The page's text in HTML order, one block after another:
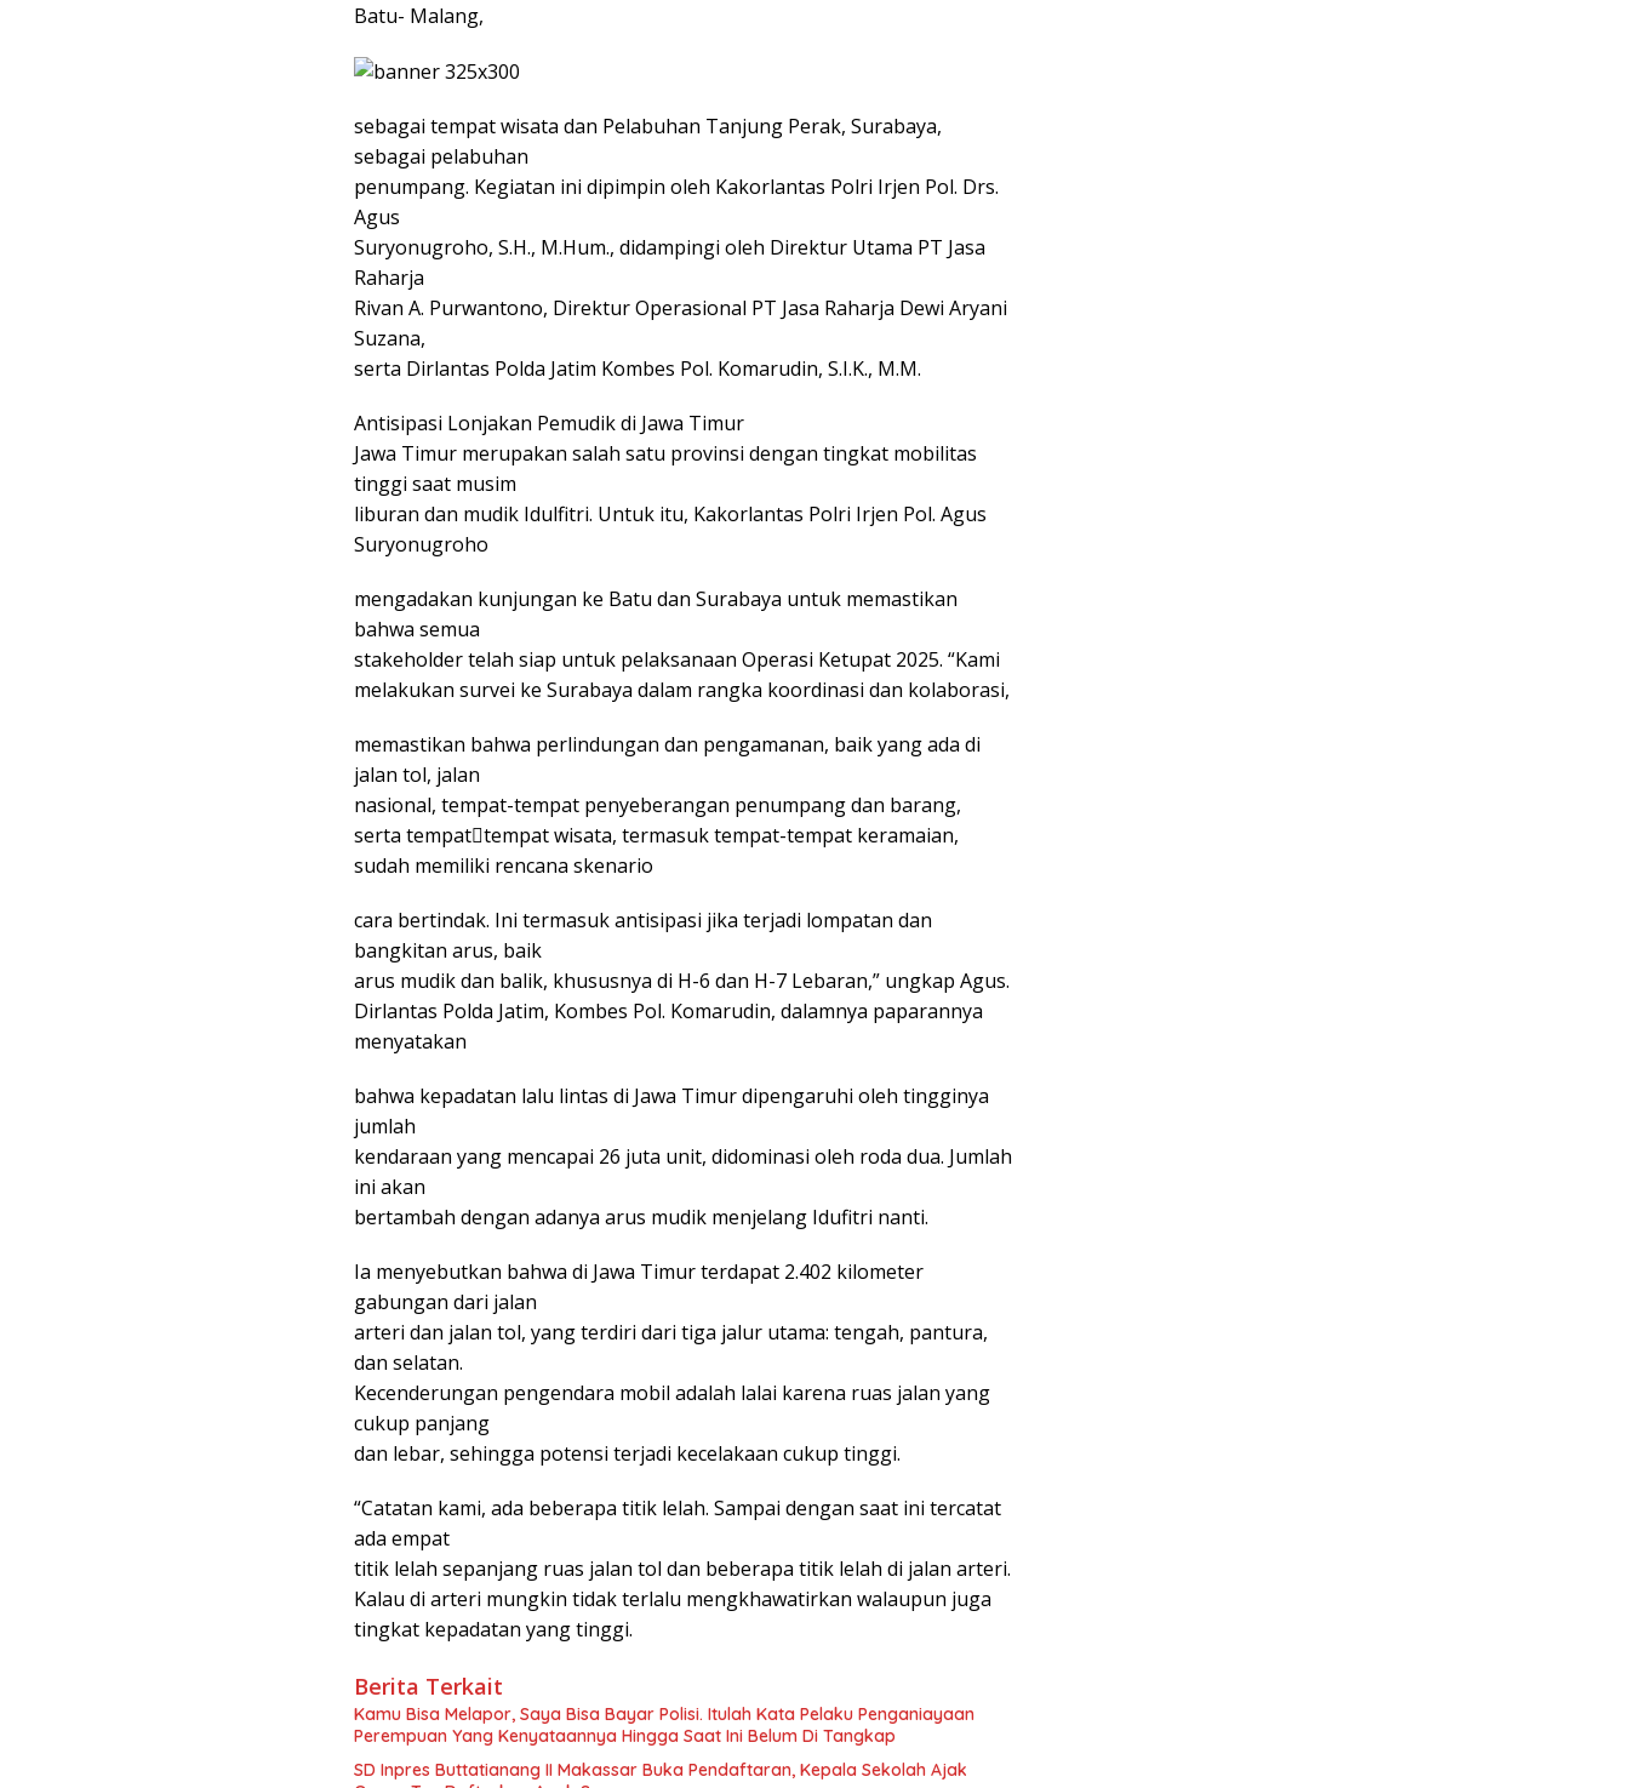
Batu- Malang,
sebagai tempat wisata dan Pelabuhan Tanjung Perak, Surabaya,
sebagai pelabuhan
penumpang. Kegiatan ini dipimpin oleh Kakorlantas Polri Irjen Pol. Drs.
Agus
Suryonugroho, S.H., M.Hum., didampingi oleh Direktur Utama PT Jasa
Raharja
Rivan A. Purwantono, Direktur Operasional PT Jasa Raharja Dewi Aryani
Suzana,
serta Dirlantas Polda Jatim Kombes Pol. Komarudin, S.I.K., M.M.
Antisipasi Lonjakan Pemudik di Jawa Timur
Jawa Timur merupakan salah satu provinsi dengan tingkat mobilitas
tinggi saat musim
liburan dan mudik Idulfitri. Untuk itu, Kakorlantas Polri Irjen Pol. Agus
Suryonugroho
mengadakan kunjungan ke Batu dan Surabaya untuk memastikan
bahwa semua
stakeholder telah siap untuk pelaksanaan Operasi Ketupat 2025. “Kami
melakukan survei ke Surabaya dalam rangka koordinasi dan kolaborasi,
memastikan bahwa perlindungan dan pengamanan, baik yang ada di
jalan tol, jalan
nasional, tempat-tempat penyeberangan penumpang dan barang,
serta tempat￾tempat wisata, termasuk tempat-tempat keramaian,
sudah memiliki rencana skenario
cara bertindak. Ini termasuk antisipasi jika terjadi lompatan dan
bangkitan arus, baik
arus mudik dan balik, khususnya di H-6 dan H-7 Lebaran,” ungkap Agus.
Dirlantas Polda Jatim, Kombes Pol. Komarudin, dalamnya paparannya
menyatakan
bahwa kepadatan lalu lintas di Jawa Timur dipengaruhi oleh tingginya
jumlah
kendaraan yang mencapai 26 juta unit, didominasi oleh roda dua. Jumlah
ini akan
bertambah dengan adanya arus mudik menjelang Idufitri nanti.
Ia menyebutkan bahwa di Jawa Timur terdapat 2.402 kilometer
gabungan dari jalan
arteri dan jalan tol, yang terdiri dari tiga jalur utama: tengah, pantura,
dan selatan.
Kecenderungan pengendara mobil adalah lalai karena ruas jalan yang
cukup panjang
dan lebar, sehingga potensi terjadi kecelakaan cukup tinggi.
“Catatan kami, ada beberapa titik lelah. Sampai dengan saat ini tercatat
ada empat
titik lelah sepanjang ruas jalan tol dan beberapa titik lelah di jalan arteri.
Kalau di arteri mungkin tidak terlalu mengkhawatirkan walaupun juga
tingkat kepadatan yang tinggi.
Berita Terkait
Kamu Bisa Melapor, Saya Bisa Bayar Polisi. Itulah Kata Pelaku Penganiayaan
Perempuan Yang Kenyataannya Hingga Saat Ini Belum Di Tangkap
SD Inpres Buttatianang II Makassar Buka Pendaftaran, Kepala Sekolah Ajak